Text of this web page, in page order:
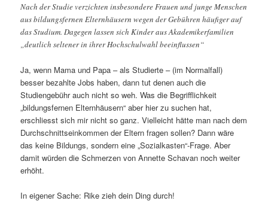
Nach der Studie verzichten insbesondere Frauen und junge Menschen
aus bildungsfernen Elternhäusern wegen der Gebühren häufiger auf
das Studium. Dagegen lassen sich Kinder aus Akademikerfamilien
„deutlich seltener in ihrer Hochschulwahl beeinflussen“
Ja, wenn Mama und Papa – als Studierte – (im Normalfall)
besser bezahlte Jobs haben, dann tut denen auch die
Studiengebühr auch nicht so weh. Was die Begrifflichkeit
„bildungsfernen Elternhäusern“ aber hier zu suchen hat,
erschliesst sich mir nicht so ganz. Vielleicht hätte man nach dem
Durchschnittseinkommen der Eltern fragen sollen? Dann wäre
das keine Bildungs, sondern eine „Sozialkasten“-Frage. Aber
damit würden die Schmerzen von Annette Schavan noch weiter
erhöht.
In eigener Sache: Rike zieh dein Ding durch!